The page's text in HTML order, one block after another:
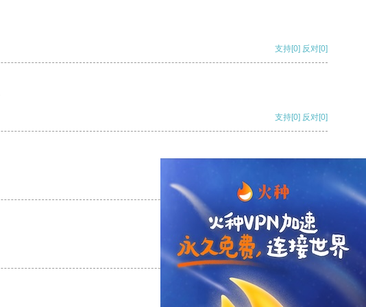
支持[0] 反对[0]
支持[0] 反对[0]
支持
支持[0] 反对[0]